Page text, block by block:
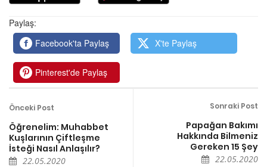
Paylaş:
Facebook'ta Paylaş
X'te Paylaş
Pinterest'de Paylaş
Önceki Post
Öğrenelim: Muhabbet
Kuşlarının Çiftleşme
İsteği Nasıl Anlaşılır?
22.05.2020
Sonraki Post
Papağan Bakımı
Hakkında Bilmeniz
Gereken 15 Şey
22.05.2020